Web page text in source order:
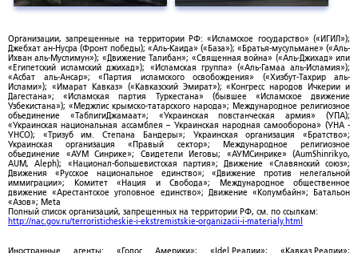
Организации, запрещенные на территории РФ: «Исламское государство» («ИГИЛ»);
Джебхат ан-Нусра (Фронт победы); «Аль-Каида» («База»); «Братья-мусульмане» («Аль-
Ихван аль-Муслимун»); «Движение Талибан»; «Священная война» («Аль-Джихад» или
«Египетский исламский джихад»); «Исламская группа» («Аль-Гамаа аль-Исламия»);
«Асбат аль-Ансар»; «Партия исламского освобождения» («Хизбут-Тахрир аль-
Ислами»); «Имарат Кавказ» («Кавказский Эмират»); «Конгресс народов Ичкерии и
Дагестана»; «Исламская партия Туркестана» (бывшее «Исламское движение
Узбекистана»); «Меджлис крымско-татарского народа»; Международное религиозное
объединение «ТаблигиДжамаат»; «Украинская повстанческая армия» (УПА);
«Украинская национальная ассамблея – Украинская народная самооборона» (УНА -
УНСО); «Тризуб им. Степана Бандеры»; Украинская организация «Братство»;
Украинская организация «Правый сектор»; Международное религиозное
объединение «АУМ Синрике»; Свидетели Иеговы; «АУМСинрике» (AumShinrikyo,
AUM, Aleph); «Национал-большевистская партия»; Движение «Славянский союз»;
Движения «Русское национальное единство»; «Движение против нелегальной
иммиграции»; Комитет «Нация и Свобода»; Международное общественное
движение «Арестантское уголовное единство»; Движение «Колумбайн»; Батальон
«Азов»; Meta
Полный список организаций, запрещенных на территории РФ, см. по ссылкам:
http://nac.gov.ru/terroristicheskie-i-ekstremistskie-organizacii-i-materialy.html
Иностранные агенты: «Голос Америки»; «Idel.Реалии»; «Кавказ.Реалии»;